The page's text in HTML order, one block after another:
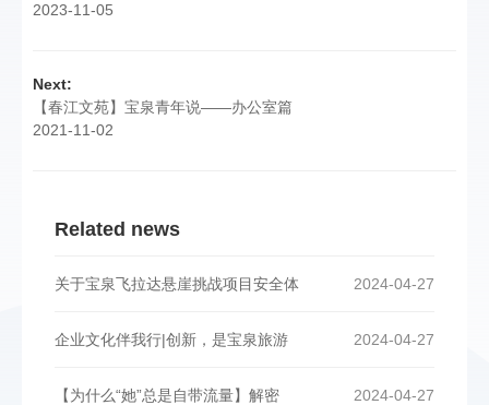
2023-11-05
Next:
【春江文苑】宝泉青年说——办公室篇
2021-11-02
Related news
2024-04-27
关于宝泉飞拉达悬崖挑战项目安全体
2024-04-27
企业文化伴我行|创新，是宝泉旅游
2024-04-27
【为什么“她”总是自带流量】解密